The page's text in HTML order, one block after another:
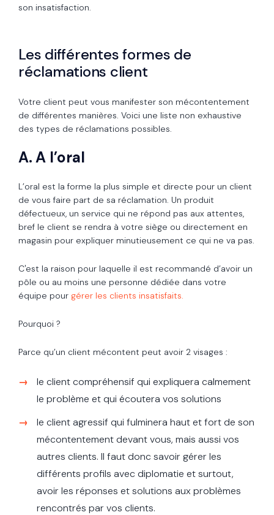
son insatisfaction.
Les différentes formes de
réclamations client
Votre client peut vous manifester son mécontentement
de différentes manières. Voici une liste non exhaustive
des types de réclamations possibles.
A. A l’oral
L’oral est la forme la plus simple et directe pour un client
de vous faire part de sa réclamation. Un produit
défectueux, un service qui ne répond pas aux attentes,
bref le client se rendra à votre siège ou directement en
magasin pour expliquer minutieusement ce qui ne va pas.
C'est la raison pour laquelle il est recommandé d’avoir un
pôle ou au moins une personne dédiée dans votre
équipe pour gérer les clients insatisfaits.
Pourquoi ?
Parce qu’un client mécontent peut avoir 2 visages :
le client compréhensif qui expliquera calmement
le problème et qui écoutera vos solutions
le client agressif qui fulminera haut et fort de son
mécontentement devant vous, mais aussi vos
autres clients. Il faut donc savoir gérer les
différents profils avec diplomatie et surtout,
avoir les réponses et solutions aux problèmes
rencontrés par vos clients.